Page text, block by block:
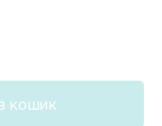
кошик